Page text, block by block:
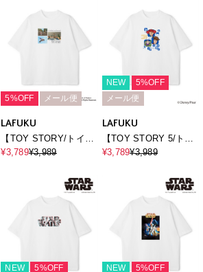
5%OFF メール便
LAFUKU
【TOY STORY/トイ・
ストーリー】Movieグ
Over Harf Sleeve
shirt《UNISEX》
¥3,789¥3,989
NEW
5%OFF
メール便
LAFUKU
【TOY STORY 5/ト
イ・ストーリー5】キャ
シャツ / Over Harf
shirt《UNISEX》
¥3,789¥3,989
NEW
5%OFF
NEW
5%OFF